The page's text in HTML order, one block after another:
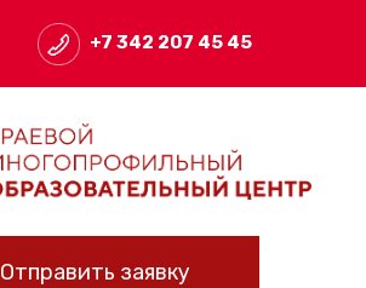
+7 342 207 45 45
Отправить заявку